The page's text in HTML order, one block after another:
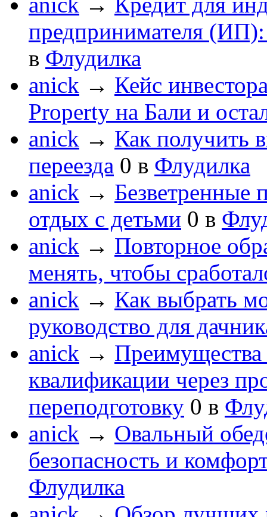
предпринимателя
в Флудилка
anick → Кейс
Property на Бали и
anick → Как получить
переезда 0 в Флудилка
anick → Безветренные
отдых с детьми 0 в
anick → Повторное
менять, чтобы
anick → Как выбрать
руководство для
anick → Преимущества
квалификации через
переподготовку 0 в
anick → Овальный
безопасность и
Флудилка